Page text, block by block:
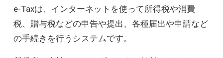
e-Taxは、インターネットを使って所得税や消費
税、贈与税などの申告や提出、各種届出や申請など
の手続きを行うシステムです。